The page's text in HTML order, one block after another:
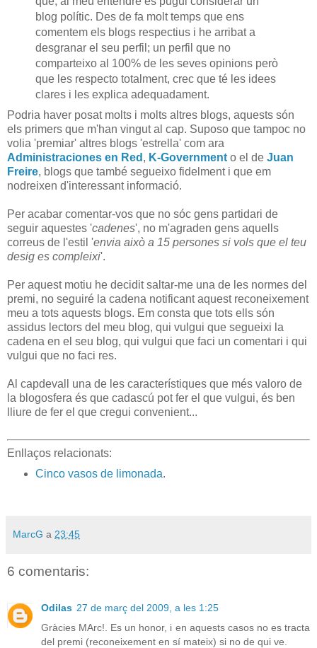
blog polític. Des de fa molt temps que ens
comentem els blogs respectius i he arribat a
desgranar el seu perfil; un perfil que no
comparteixo al 100% de les seves opinions però
que les respecto totalment, crec que té les idees
clares i les explica adequadament.
Podria haver posat molts i molts altres blogs, aquests són
els primers que m'han vingut al cap. Suposo que tampoc no
volia 'premiar' altres blogs 'estrella' com ara
Administraciones en Red , K-Government o el de Juan
Freire, blogs que també segueixo fidelment i que em
nodreixen d'interessant informació.
Per acabar comentar-vos que no sóc gens partidari de
seguir aquestes 'cadenes', no m'agraden gens aquells
correus de l'estil 'envia això a 15 persones si vols que el teu
desig es compleixi'.
Per aquest motiu he decidit saltar-me una de les normes del
premi, no seguiré la cadena notificant aquest reconeixement
meu a tots aquests blogs. Em consta que tots ells són
assidus lectors del meu blog, qui vulgui que segueixi la
cadena en el seu blog, qui vulgui que faci un comentari i qui
vulgui que no faci res.
Al capdevall una de les característiques que més valoro de
la blogosfera és que cadascú pot fer el que vulgui, és ben
lliure de fer el que cregui convenient...
Enllaços relacionats:
Cinco vasos de limonada.
MarcG a 23:45
6 comentaris:
Odilas 27 de març del 2009, a les 1:25
Gràcies MArc!. Es un honor, i en aquests casos no es tracta
del premi (reconeixement en sí mateix) si no de qui ve.